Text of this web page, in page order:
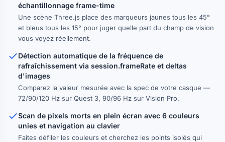
échantillonnage frame-time
Une scène Three.js place des marqueurs jaunes tous les 45°
et bleus tous les 15° pour juger quelle part du champ de vision
vous voyez réellement.
Détection automatique de la fréquence de
rafraîchissement via session.frameRate et deltas
d'images
Comparez la valeur mesurée avec la spec de votre casque —
72/90/120 Hz sur Quest 3, 90/96 Hz sur Vision Pro.
Scan de pixels morts en plein écran avec 6 couleurs
unies et navigation au clavier
Faites défiler les couleurs et cherchez les points isolés qui